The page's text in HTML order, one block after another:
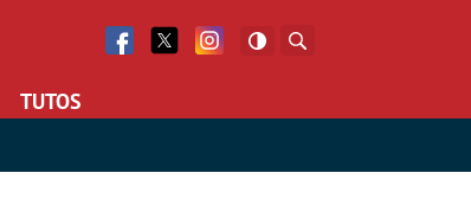
Facebook
Twitter Facebook
TUTOS